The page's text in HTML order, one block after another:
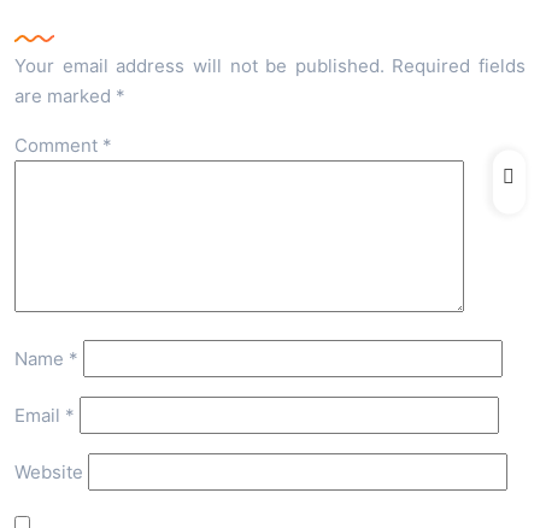
Your email address will not be published. Required fields
are marked *
Comment *
Name *
Email *
Website